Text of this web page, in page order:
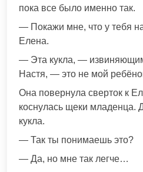
пока все было именно так.
— Покажи мне, что у тебя
Елена.
— Эта кукла, —
Настя, — это не мой
Она повернула сверток к
коснулась щеки младенца.
кукла.
— Так ты понимаешь это?
— Да, но мне так легче…